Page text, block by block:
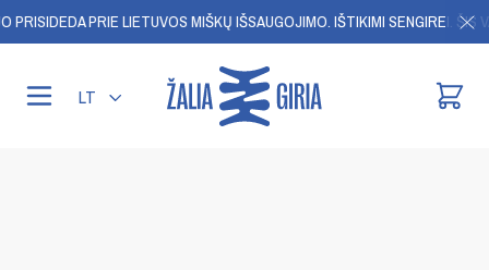
PRIE LIETUVOS MIŠKŲ IŠSAUGOJIMO.IŠTIKIMI SENGIREI. ŠIS
LT